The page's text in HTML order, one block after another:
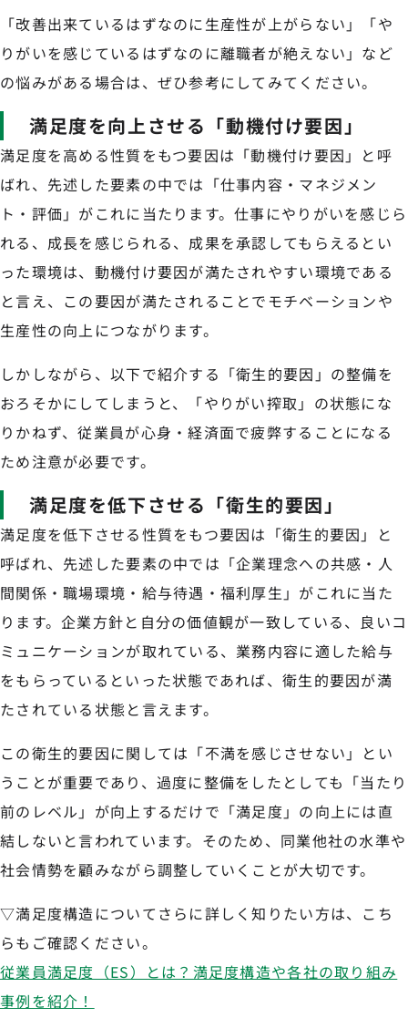
「改善出来ているはずなのに生産性が上がらない」「や
りがいを感じているはずなのに離職者が絶えない」など
の悩みがある場合は、ぜひ参考にしてみてください。
満足度を向上させる「動機付け要因」
満足度を高める性質をもつ要因は「動機付け要因」と呼
ばれ、先述した要素の中では「仕事内容・マネジメン
ト・評価」がこれに当たります。仕事にやりがいを感じら
れる、成長を感じられる、成果を承認してもらえるとい
った環境は、動機付け要因が満たされやすい環境である
と言え、この要因が満たされることでモチベーションや
生産性の向上につながります。
しかしながら、以下で紹介する「衛生的要因」の整備を
おろそかにしてしまうと、「やりがい搾取」の状態にな
りかねず、従業員が心身・経済面で疲弊することになる
ため注意が必要です。
満足度を低下させる「衛生的要因」
満足度を低下させる性質をもつ要因は「衛生的要因」と
呼ばれ、先述した要素の中では「企業理念への共感・人
間関係・職場環境・給与待遇・福利厚生」がこれに当た
ります。企業方針と自分の価値観が一致している、良いコ
ミュニケーションが取れている、業務内容に適した給与
をもらっているといった状態であれば、衛生的要因が満
たされている状態と言えます。
この衛生的要因に関しては「不満を感じさせない」とい
うことが重要であり、過度に整備をしたとしても「当たり
前のレベル」が向上するだけで「満足度」の向上には直
結しないと言われています。そのため、同業他社の水準や
社会情勢を顧みながら調整していくことが大切です。
▽満足度構造についてさらに詳しく知りたい方は、こち
らもご確認ください。
従業員満足度（ES）とは？満足度構造や各社の取り組み
事例を紹介！